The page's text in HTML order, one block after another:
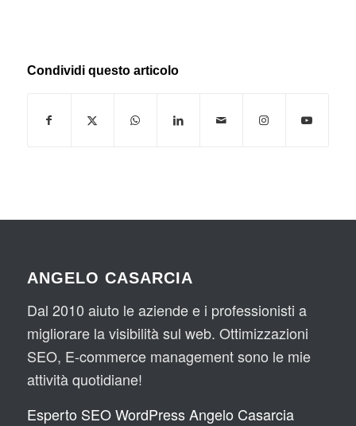
Condividi questo articolo
ANGELO CASARCIA
Dal 2010 aiuto le aziende e i professionisti a
migliorare la visibilità sul web. Ottimizzazioni
SEO, E-commerce management sono le mie
attività quotidiane!
Esperto SEO WordPress Angelo Casarcia